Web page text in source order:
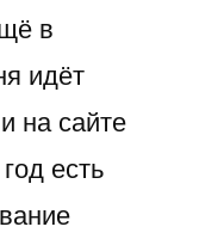
в
идёт
на сайте
есть